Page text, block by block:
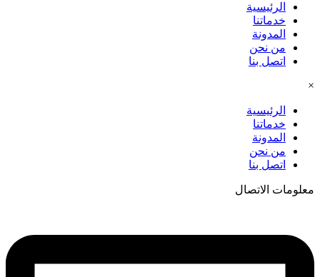
الرئيسية
خدماتنا
المدونة
من نحن
اتصل بنا
×
الرئيسية
خدماتنا
المدونة
من نحن
اتصل بنا
معلومات الاتصال